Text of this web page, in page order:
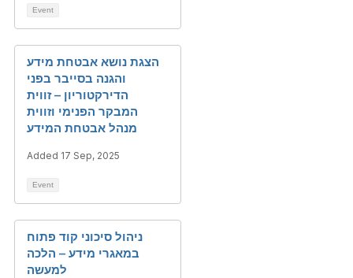
Event
הצגת נושא אבטחת מידע
והגנה בסייבר בפני
הדירקטוריון – זווית
המבקר הפנימי וזווית
מנהל אבטחת המידע
Added 17 Sep, 2025
Event
ניהול סיכוני קוד פתוח
במאגרי מידע – הלכה
למעשה